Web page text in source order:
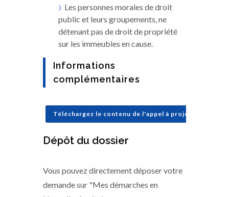
Les personnes morales de droit
public et leurs groupements, ne
détenant pas de droit de propriété
sur les immeubles en cause.
Informations
complémentaires
Téléchargez le contenu de l'appel à projets
Dépôt du dossier
Vous pouvez directement déposer votre
demande sur "Mes démarches en